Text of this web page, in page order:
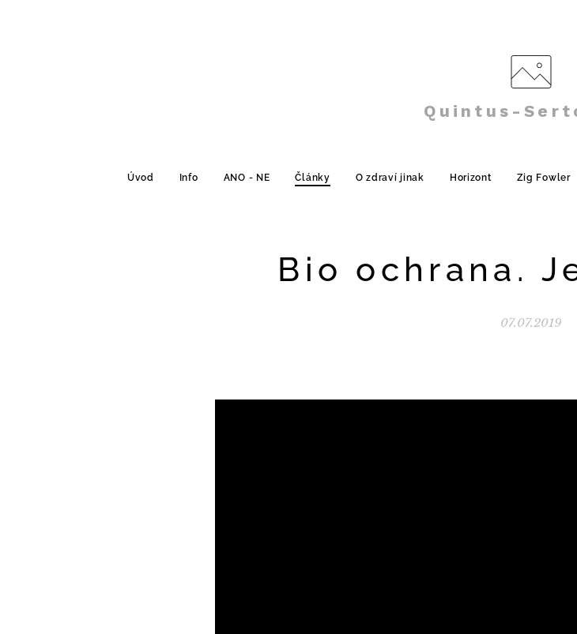
Quintus-
Úvod Info ANO - NE Články O zdraví jinak Horizont Zig Fowler
Bio ochrana.
07.07.2019